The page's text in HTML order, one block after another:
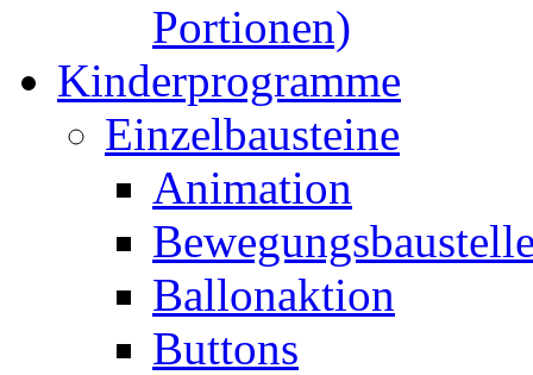
Portionen)
Kinderprogramme
Einzelbausteine
Animation
Ballonaktion
Buttons